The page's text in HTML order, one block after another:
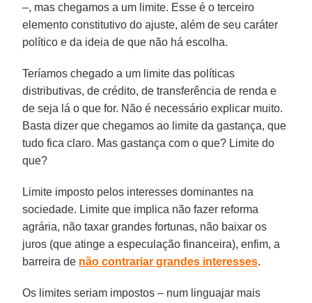
–, mas chegamos a um limite. Esse é o terceiro
elemento constitutivo do ajuste, além de seu caráter
político e da ideia de que não há escolha.
Teríamos chegado a um limite das políticas
distributivas, de crédito, de transferência de renda e
de seja lá o que for. Não é necessário explicar muito.
Basta dizer que chegamos ao limite da gastança, que
tudo fica claro. Mas gastança com o que? Limite do
que?
Limite imposto pelos interesses dominantes na
sociedade. Limite que implica não fazer reforma
agrária, não taxar grandes fortunas, não baixar os
juros (que atinge a especulação financeira), enfim, a
barreira de não contrariar grandes interesses.
Os limites seriam impostos – num linguajar mais